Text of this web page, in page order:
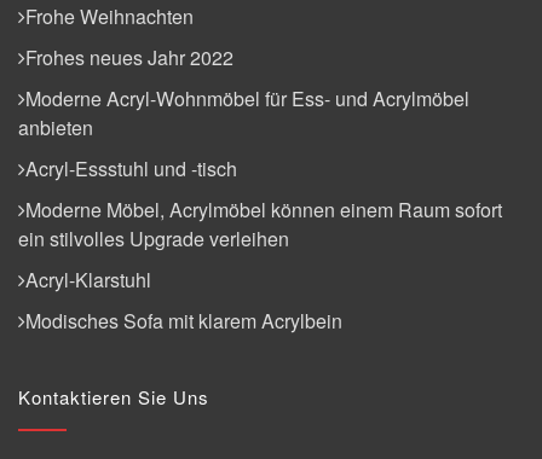
Frohe Weihnachten
Frohes neues Jahr 2022
Moderne Acryl-Wohnmöbel für Ess- und Acrylmöbel
anbieten
Acryl-Essstuhl und -tisch
Moderne Möbel, Acrylmöbel können einem Raum sofort
ein stilvolles Upgrade verleihen
Acryl-Klarstuhl
Modisches Sofa mit klarem Acrylbein
Kontaktieren Sie Uns